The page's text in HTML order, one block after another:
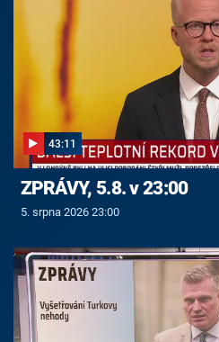
43:11
ZPRÁVY, 5.8. v 23:00
5. srpna 2026 23:00